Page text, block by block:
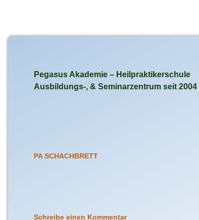
Pegasus Akademie – Heilpraktikerschule
Ausbildungs-, & Seminarzentrum seit 2004
PA SCHACHBRETT
Schreibe einen Kommentar